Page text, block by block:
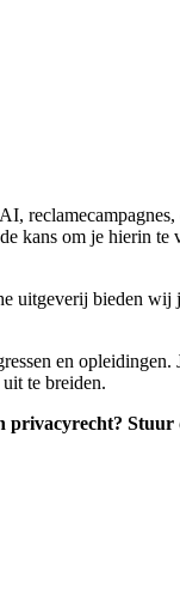
kans om je hierin te
uitgeverij bieden wij
en
te breiden.
privacyrecht?